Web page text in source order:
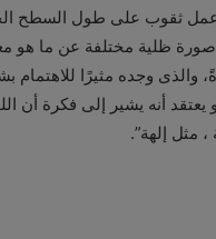
ثقوب على طول السطح
صورة ظلية مختلفة عن ما
والذى وجده مثيرًا
أنه يشير إلى فكرة أن
، مثل إلهة”.